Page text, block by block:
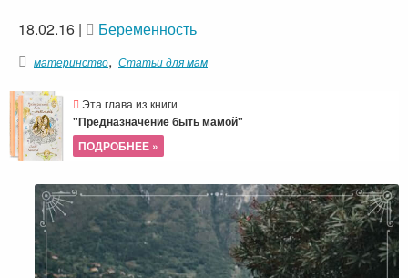
18.02.16 | Беременность
материнство, Статьи для мам
Эта глава из книги
"Предназначение быть мамой"
ПОДРОБНЕЕ »